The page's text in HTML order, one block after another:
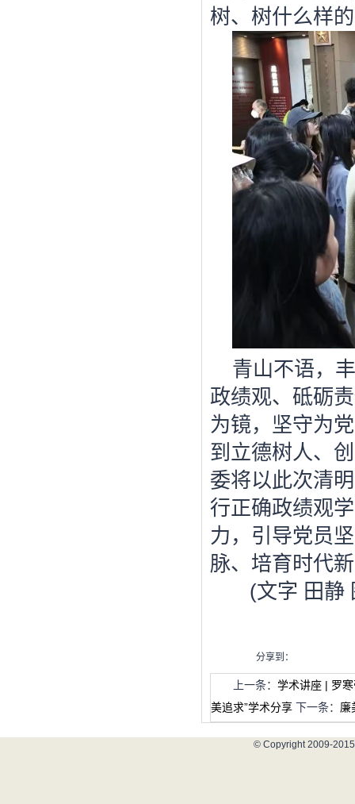
树、树什么样
青山不语，
政绩观、砥砺
为镜，坚守为
到立德树人、
委将以此次清
行正确政绩观
力，引导党员
脉、培育时代
(文字 田静
分享到：
上一条： 学术讲座 | 罗
美追求”学术分享 下一条： 廉
© Copyright 2009-